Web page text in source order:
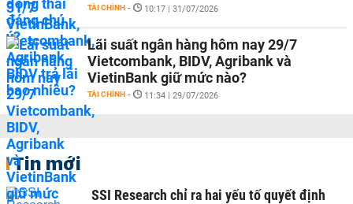
TÀI CHÍNH - 10:17 | 31/07/2026
Lãi suất ngân hàng hôm nay 29/7
Vietcombank, BIDV, Agribank và
VietinBank giữ mức nào?
TÀI CHÍNH - 11:34 | 29/07/2026
Tin mới
SSI Research chỉ ra hai yếu tố quyết định